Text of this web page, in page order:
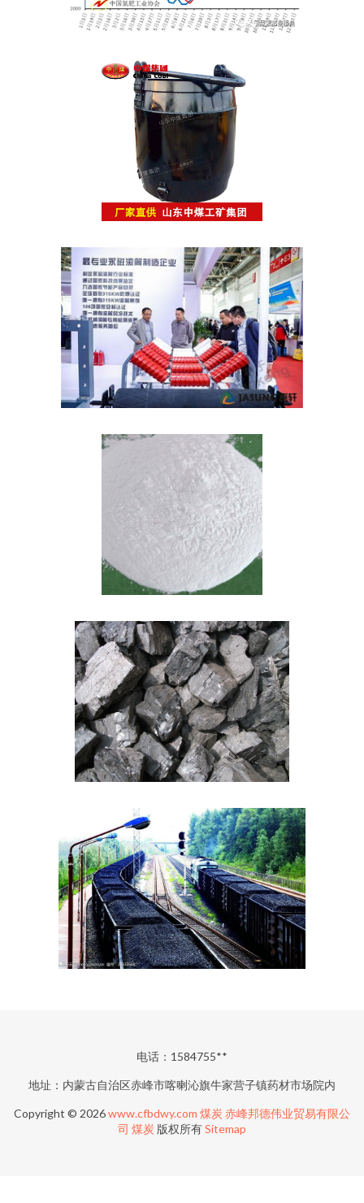
电话：1584755**
地址：内蒙古自治区赤峰市喀喇沁旗牛家营子镇药材市场院内
Copyright © 2026www.cfbdwy.com 煤炭赤峰邦德伟业贸易有限公
司 煤炭 版权所有Sitemap